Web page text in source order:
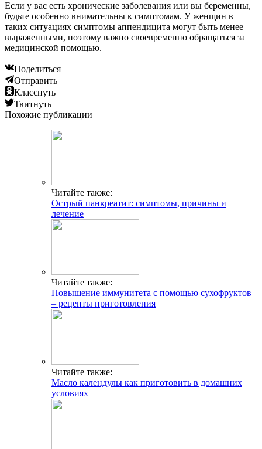
Если у вас есть хронические заболевания или вы беременны,
будьте особенно внимательны к симптомам. У женщин в
таких ситуациях симптомы аппендицита могут быть менее
выраженными, поэтому важно своевременно обращаться за
медицинской помощью.
Поделиться
Отправить
Класснуть
Твитнуть
Похожие публикации
Читайте также:
Острый панкреатит: симптомы, причины и
лечение
Читайте также:
Повышение иммунитета с помощью сухофруктов
– рецепты приготовления
Читайте также:
Масло календулы как приготовить в домашних
условиях